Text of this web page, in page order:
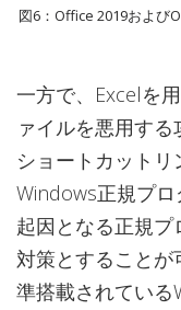
図6：Office 2019および
一方で、Excelを
ァイルを悪用する
ショートカット
Windows正規プロ
起因となる正規
対策とすること
準搭載されてい